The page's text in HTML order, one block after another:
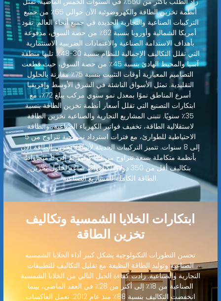
أنظمة تخزين الطاقة والكهروضوئية الآن حوالي 65٪ من جميع
التركيبات الصناعية والتجارية الجديدة في جميع أنحاء العالم. تقود
أمريكا الشمالية وأوروبا بنسبة 62٪ من حصة السوق، مدفوعة
بأهداف الاستدامة الصناعية والاعتمادات الضريبية الاستثمارية
التي تقلل التكاليف الإجمالية للنظام بنسبة 30-48٪. تليها منطقة
آسيا والمحيط الهادئ بنسبة 45٪ من حصة السوق، حيث قطعت
التصاميم المعيارية أوقات التثبيت بنسبة 75٪ مقارنة بالحلول
التقليدية. تمثل الأسواق الناشئة في الشرق الأوسط وإفريقيا
أسرع المناطق نموًا بمعدل نمو سنوي مركب يبلغ 72٪، مع
ابتكارات التصنيع التي تقلل أسعار أنظمة تخزين الطاقة بنسبة
35٪ سنويًا. تتبنى المشاريع التجارية والصناعية تخزين الطاقة
لاستقلالية الطاقة، تخفيف فواتير الكهرباء الصناعية، والطاقة
الاحتياطية للطوارئ، مع فترات استرداد نموذجية تتراوح من 5
إلى 8 سنوات. تتميز التركيبات الحديثة لأنظمة تخزين الطاقة الآن
بأنظمة متكاملة بسعة تتراوح من 80 كيلوواط إلى 8 ميجاواط
بتكاليف أقل من 350 دولارًا/كيلوواط ساعة لحلول تخزين
الطاقة الكاملة للمشاريع الصناعية.
ابتكارات الخلايا الشمسية وتكاليف
تخزين الطاقة
تحسن التطورات التكنولوجية بشكل كبير أداء الخلايا الشمسية
الصناعية وتوليد الطاقة النظيفة مع تقليل التكاليف للتطبيقات
التجارية والصناعية. زادت كفاءة الجيل التالي من الخلايا الشمسية
الصناعية من 18٪ إلى أكثر من 28٪ في العقد الماضي، بينما
انخفضت التكاليف بنسبة 88٪ منذ عام 2012. تعمل العاكسات